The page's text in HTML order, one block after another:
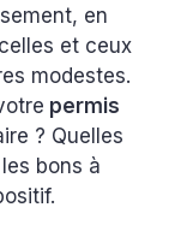
en
et ceux
modestes.
permis
? Quelles
bons à